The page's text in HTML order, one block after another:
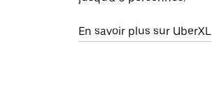
En savoir plus sur UberXL